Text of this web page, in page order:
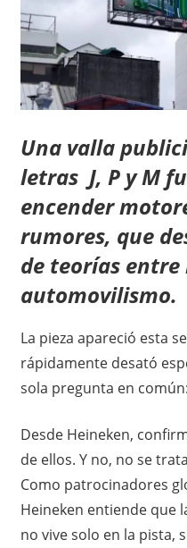
Una valla
letras J, P y M
encender
rumores, que
de teorías
automovilismo.
La pieza apareció esta
rápidamente desató
sola pregunta en
Desde Heineken,
de ellos. Y no, no se
Como patrocinadores
Heineken entiende que
no vive solo en la pista,